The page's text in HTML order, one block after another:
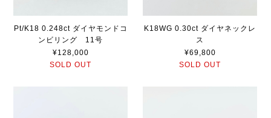
Pt/K18 0.248ct ダイヤモンドコ
ンビリング 11号
¥128,000
SOLD OUT
K18WG 0.30ct ダイヤネックレ
ス
¥69,800
SOLD OUT